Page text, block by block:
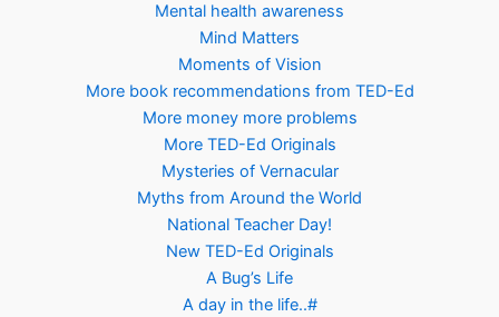
Mental health awareness
Mind Matters
Moments of Vision
More book recommendations from TED-Ed
More money more problems
More TED-Ed Originals
Mysteries of Vernacular
Myths from Around the World
National Teacher Day!
New TED-Ed Originals
A Bug’s Life
A day in the life..#